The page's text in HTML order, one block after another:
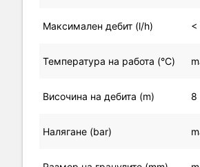
Максимален дебит (l/h) <
Температура на работа (°C)
Височина на дебита (m) 8
Налягане (bar)